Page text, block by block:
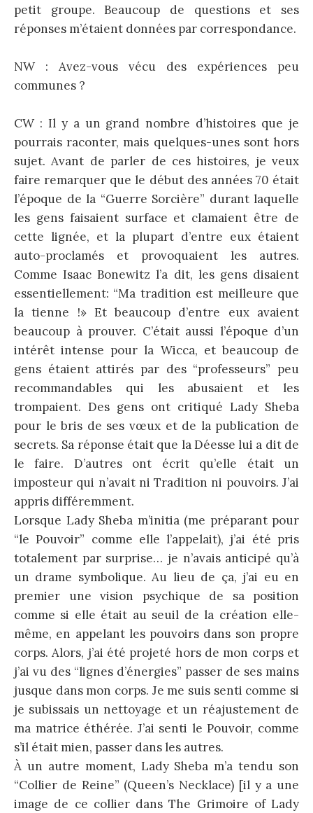
petit groupe. Beaucoup de questions et ses
réponses m’étaient données par correspondance.
NW : Avez-vous vécu des expériences peu
communes ?
CW : Il y a un grand nombre d’histoires que je
pourrais raconter, mais quelques-unes sont hors
sujet. Avant de parler de ces histoires, je veux
faire remarquer que le début des années 70 était
l’époque de la “Guerre Sorcière” durant laquelle
les gens faisaient surface et clamaient être de
cette lignée, et la plupart d’entre eux étaient
auto-proclamés et provoquaient les autres.
Comme Isaac Bonewitz l’a dit, les gens disaient
essentiellement: “Ma tradition est meilleure que
la tienne !» Et beaucoup d’entre eux avaient
beaucoup à prouver. C’était aussi l’époque d’un
intérêt intense pour la Wicca, et beaucoup de
gens étaient attirés par des “professeurs” peu
recommandables qui les abusaient et les
trompaient. Des gens ont critiqué Lady Sheba
pour le bris de ses vœux et de la publication de
secrets. Sa réponse était que la Déesse lui a dit de
le faire. D’autres ont écrit qu’elle était un
imposteur qui n’avait ni Tradition ni pouvoirs. J’ai
appris différemment.
Lorsque Lady Sheba m’initia (me préparant pour
“le Pouvoir” comme elle l’appelait), j’ai été pris
totalement par surprise… je n’avais anticipé qu’à
un drame symbolique. Au lieu de ça, j’ai eu en
premier une vision psychique de sa position
comme si elle était au seuil de la création elle-
même, en appelant les pouvoirs dans son propre
corps. Alors, j’ai été projeté hors de mon corps et
j’ai vu des “lignes d’énergies” passer de ses mains
jusque dans mon corps. Je me suis senti comme si
je subissais un nettoyage et un réajustement de
ma matrice éthérée. J’ai senti le Pouvoir, comme
s’il était mien, passer dans les autres.
À un autre moment, Lady Sheba m’a tendu son
“Collier de Reine” (Queen’s Necklace) [il y a une
image de ce collier dans The Grimoire of Lady